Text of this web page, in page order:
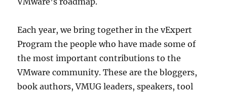
Each year, we bring together in the vExpert
Program the people who have made some of
the most important contributions to the
VMware community. These are the bloggers,
book authors, VMUG leaders, speakers, tool